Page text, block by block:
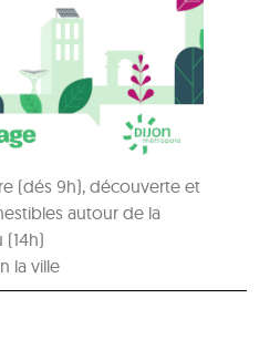
(dés 9h), découverte et
autour de la
la ville